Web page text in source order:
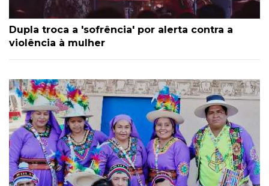
Dupla troca a 'sofrência' por alerta contra a
violência à mulher